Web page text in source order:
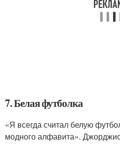
7. Белая футболка
«Я всегда считал белую
модного алфавита».